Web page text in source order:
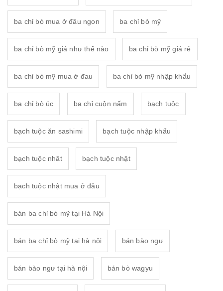
ba chỉ bò mua ở đâu ngon ba chỉ bò mỹ
ba chỉ bò mỹ giá như thế nào ba chỉ bò mỹ giá rẻ
ba chỉ bò mỹ mua ở đau ba chỉ bò mỹ nhập khẩu
ba chỉ bò úc ba chỉ cuộn nấm bạch tuộc
bạch tuộc ăn sashimi bạch tuộc nhập khẩu
bạch tuộc nhât bạch tuộc nhật
bạch tuộc nhật mua ở đâu
bán ba chỉ bò mỹ tại Hà Nội
bán ba chỉ bò mỹ tại hà nội bán bào ngư
bán bào ngư tại hà nội bán bò wagyu